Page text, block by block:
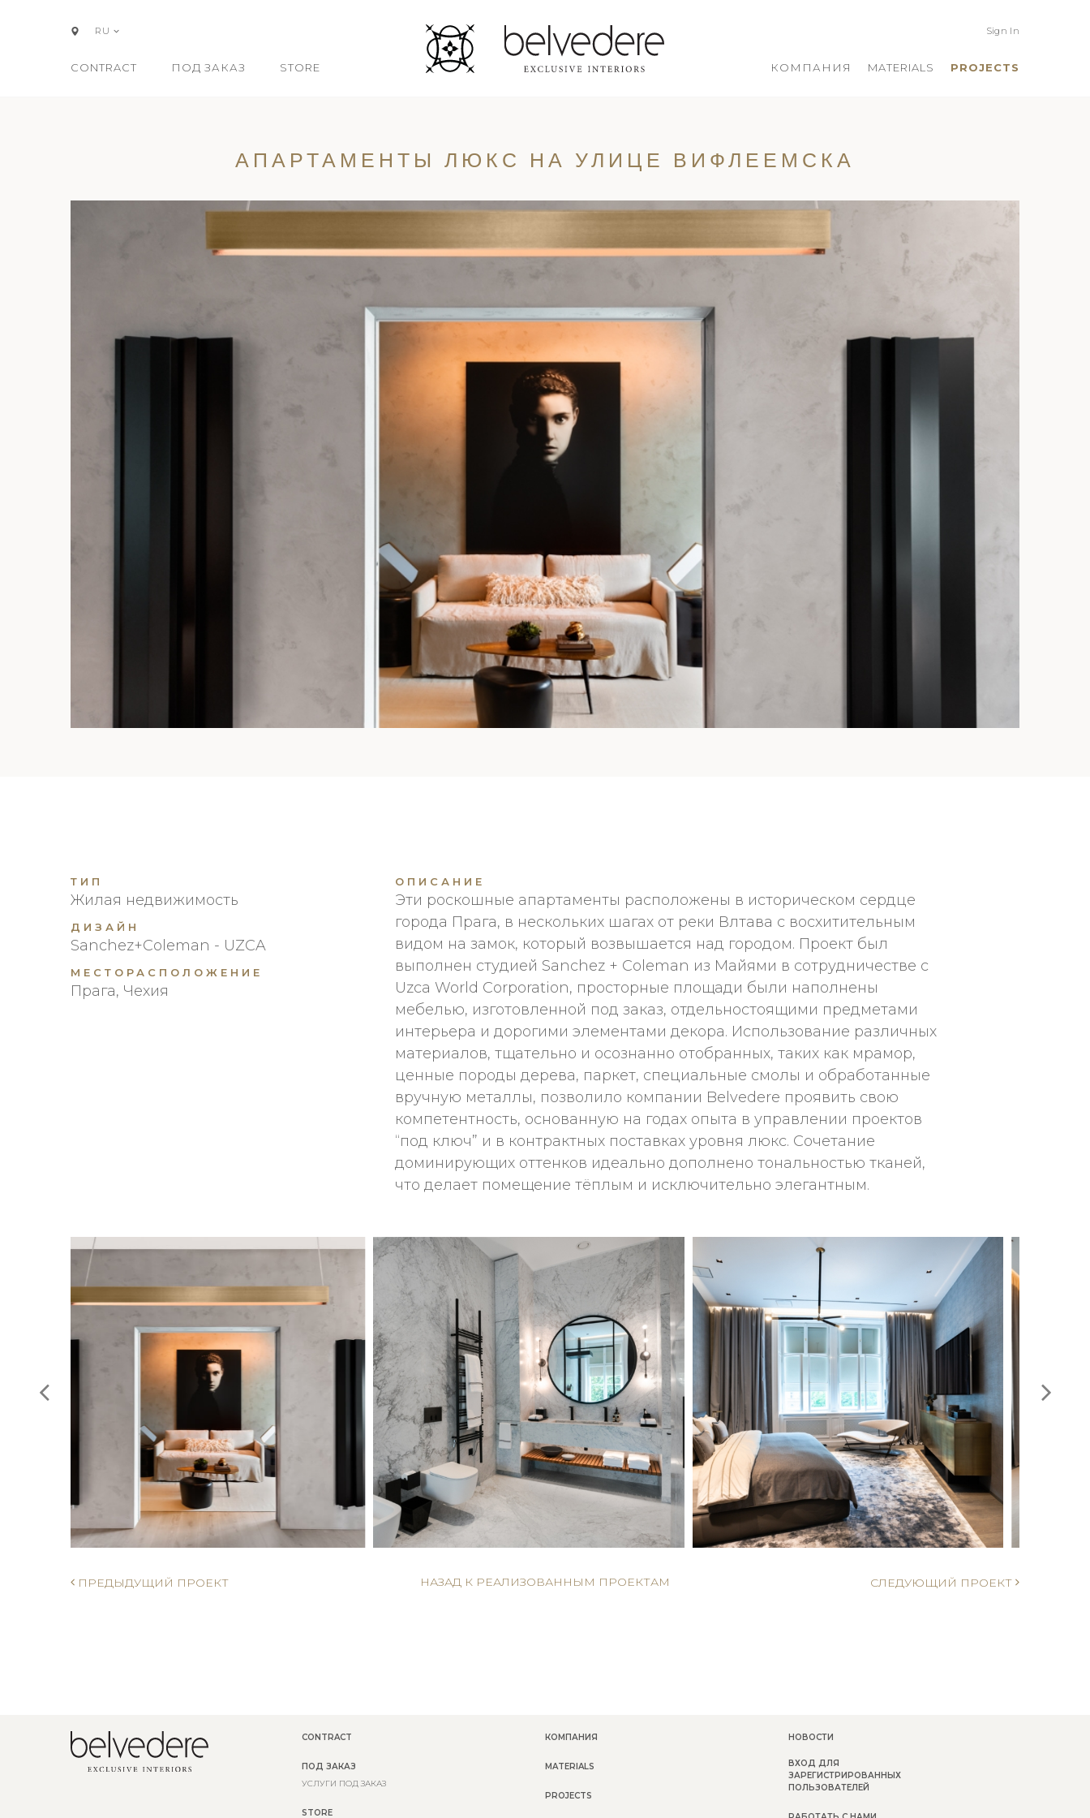
RU
CONTRACT ПОД ЗАКАЗ STORE
Sign In
КОМПАНИЯ MATERIALS PROJECTS
АПАРТАМЕНТЫ ЛЮКС НА УЛИЦЕ ВИФЛЕЕМСКА
ТИП
Жилая недвижимость
ДИЗАЙН
Sanchez+Coleman - UZCA
МЕСТОРАСПОЛОЖЕНИЕ
Прага, Чехия
ОПИСАНИЕ
Эти роскошные апартаменты расположены в историческом сердце
города Прага, в нескольких шагах от реки Влтава с восхитительным
видом на замок, который возвышается над городом. Проект был
выполнен студией Sanchez + Coleman из Майями в сотрудничестве с
Uzca World Corporation, просторные площади были наполнены
мебелью, изготовленной под заказ, отдельностоящими предметами
интерьера и дорогими элементами декора. Использование различных
материалов, тщательно и осознанно отобранных, таких как мрамор,
ценные породы дерева, паркет, специальные смолы и обработанные
вручную металлы, позволило компании Belvedere проявить свою
компетентность, основанную на годах опыта в управлении проектов
“под ключ” и в контрактных поставках уровня люкс. Сочетание
доминирующих оттенков идеально дополнено тональностью тканей,
что делает помещение тёплым и исключительно элегантным.
ПРЕДЫДУЩИЙ ПРОЕКТ НАЗАД К РЕАЛИЗОВАННЫМ ПРОЕКТАМ СЛЕДУЮЩИЙ ПРОЕКТ
CONTRACT
ПОД ЗАКАЗ
УСЛУГИ ПОД ЗАКАЗ
STORE
КОМПАНИЯ
MATERIALS
PROJECTS
НОВОСТИ
ВХОД ДЛЯ
ЗАРЕГИСТРИРОВАННЫХ
ПОЛЬЗОВАТЕЛЕЙ